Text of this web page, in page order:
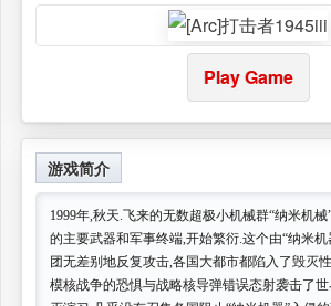
Play Game
游戏简介
1999年,秋天.飞来的无数超极小机械群“纳米机
的主要武器和军事终端,开始繁衍.这个由“纳米
团无差别地反复攻击,各国大都市都陷入了毁灭
模核战争的恐惧与战略核导弹错误态射袭击了